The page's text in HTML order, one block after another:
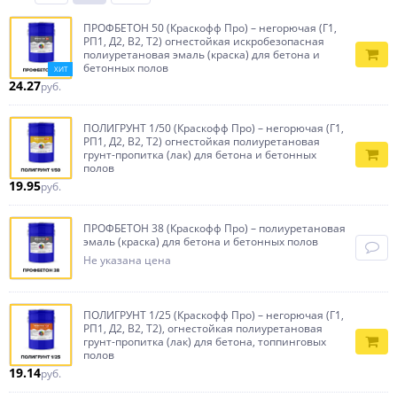
ХИТ
ПРОФБЕТОН 50 (Краскофф Про) – негорючая (Г1,
РП1, Д2, В2, Т2) огнестойкая искробезопасная
полиуретановая эмаль (краска) для бетона и
бетонных полов
24.27руб.
ПОЛИГРУНТ 1/50 (Краскофф Про) – негорючая (Г1,
РП1, Д2, В2, Т2) огнестойкая полиуретановая
грунт-пропитка (лак) для бетона и бетонных
полов
19.95руб.
ПРОФБЕТОН 38 (Краскофф Про) – полиуретановая
эмаль (краска) для бетона и бетонных полов
Не указана цена
ПОЛИГРУНТ 1/25 (Краскофф Про) – негорючая (Г1,
РП1, Д2, В2, Т2), огнестойкая полиуретановая
грунт-пропитка (лак) для бетона, топпинговых
полов
19.14руб.